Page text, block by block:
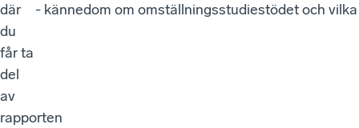
där
du
får ta
del
av
rapporten
- kännedom om omställningsstudiestödet och